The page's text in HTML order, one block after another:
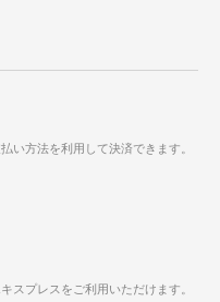
い方法を利用して決済できます。
スプレスをご利用いただけます。